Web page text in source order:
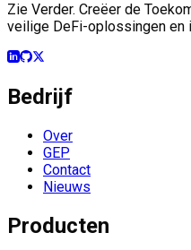
Zie Verder. Creëer de
veilige DeFi-oplossingen en
Bedrijf
Over
GEP
Contact
Nieuws
Producten